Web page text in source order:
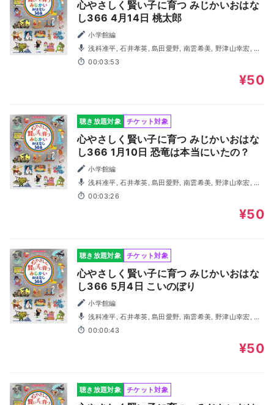
心やさしく賢い子に育つ みじかいおはな
し366 4月14日 桃太郎
小学館編
浅科准平, 石井孝英, 島田愛野, 南雲希美, 野津山幸宏, 八
木田幸恵, 山谷祥生, 神森徹也（歌・演奏）
00:03:53
¥50
聴き放題対象 チケット対象
心やさしく賢い子に育つ みじかいおはな
し366 1月10日 恐竜は本当にいたの？
小学館編
浅科准平, 石井孝英, 島田愛野, 南雲希美, 野津山幸宏, 八
木田幸恵, 山谷祥生, 神森徹也（歌・演奏）
00:03:26
¥50
聴き放題対象 チケット対象
心やさしく賢い子に育つ みじかいおはな
し366 5月4日 こいのぼり
小学館編
浅科准平, 石井孝英, 島田愛野, 南雲希美, 野津山幸宏, 八
木田幸恵, 山谷祥生, 神森徹也（歌・演奏）
00:00:43
¥50
聴き放題対象 チケット対象